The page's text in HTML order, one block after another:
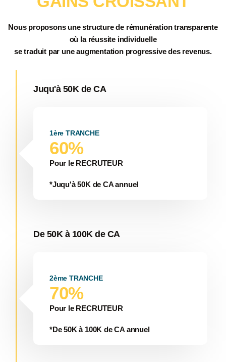
Nous proposons une structure de rémunérationtransparente
où la réussite individuelle
se traduit par uneaugmentation progressive des revenus.
1ère TRANCHE
60%
Pour le RECRUTEUR
*Juqu'à 50K de CA annuel
Juqu'à 50K de CA
2ème TRANCHE
70%
Pour le RECRUTEUR
*De 50K à 100K de CA annuel
De 50K à 100K de CA